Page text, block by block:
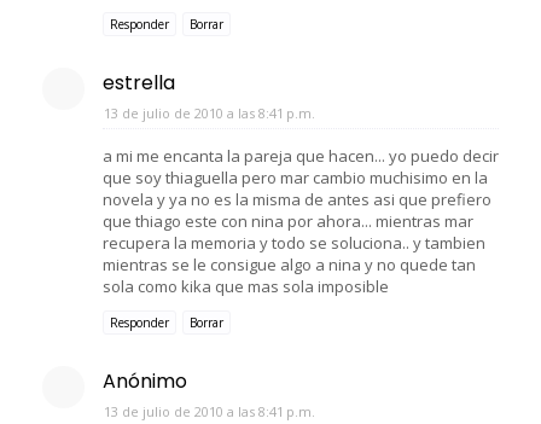
Responder Borrar
estrella
13 de julio de 2010 a las 8:41 p.m.
a mi me encanta la pareja que hacen... yo puedo decir
que soy thiaguella pero mar cambio muchisimo en la
novela y ya no es la misma de antes asi que prefiero
que thiago este con nina por ahora... mientras mar
recupera la memoria y todo se soluciona.. y tambien
mientras se le consigue algo a nina y no quede tan
sola como kika que mas sola imposible
Responder Borrar
Anónimo
13 de julio de 2010 a las 8:41 p.m.